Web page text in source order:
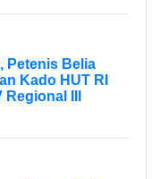
Petenis Belia
Kado HUT RI
III